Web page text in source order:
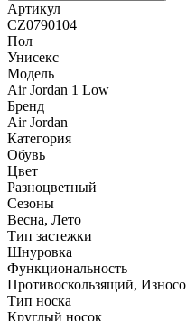
Артикул
CZ0790104
Пол
Унисекс
Модель
Air Jordan 1 Low
Бренд
Air Jordan
Категория
Обувь
Цвет
Разноцветный
Сезоны
Весна, Лето
Тип застежки
Шнуровка
Функциональность
Противоскользящий,
Тип носка
Круглый носок